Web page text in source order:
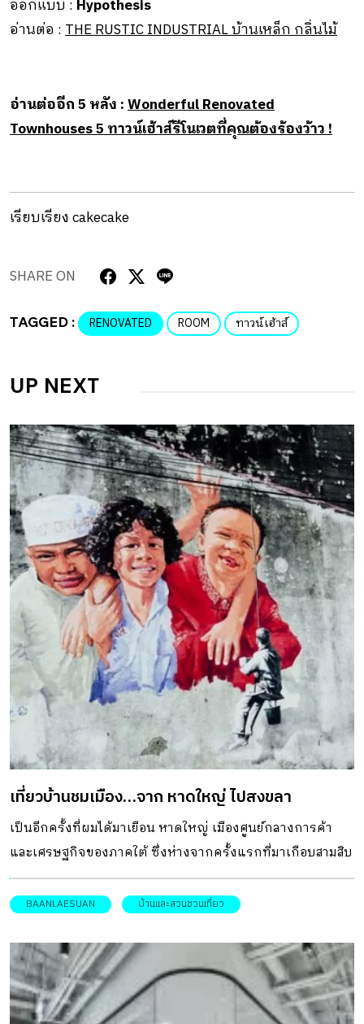
ออกแบบ : Hypothesis
อ่านต่อ : THE RUSTIC INDUSTRIAL บ้านเหล็ก กลิ่นไม้
อ่านต่ออีก 5 หลัง :Wonderful Renovated
Townhouses 5 ทาวน์เฮ้าส์รีโนเวตที่คุณต้องร้องว้าว !
เรียบเรียง cakecake
SHARE ON
TAGGED : RENOVATED ROOM ทาวน์เฮ้าส์
UP NEXT
เที่ยวบ้านชมเมือง…จาก หาดใหญ่ ไปสงขลา
เป็นอีกครั้งที่ผมได้มาเยือน หาดใหญ่ เมืองศูนย์กลางการค้า
และเศรษฐกิจของภาคใต้ ซึ่งห่างจากครั้งแรกที่มาเกือบสามสิบ
ปี หาดใหญ่ในวันนั้นเป็นคนละแบบกับในวันนี้...
BAANLAESUAN บ้านและสวนชวนเที่ยว